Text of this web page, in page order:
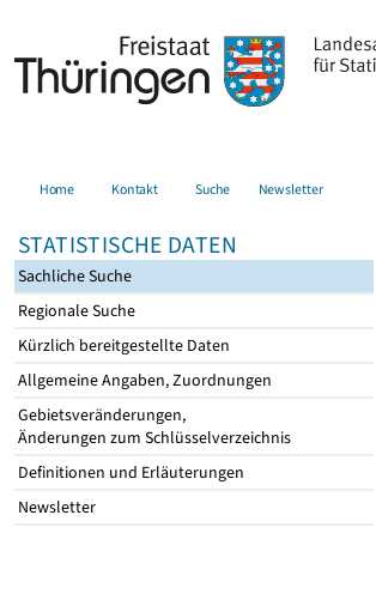
Home Kontakt Suche Newsletter
STATISTISCHE DATEN
Sachliche Suche
Regionale Suche
Kürzlich bereitgestellte Daten
Allgemeine Angaben, Zuordnungen
Gebietsveränderungen,
Änderungen zum Schlüsselverzeichnis
Definitionen und Erläuterungen
Newsletter